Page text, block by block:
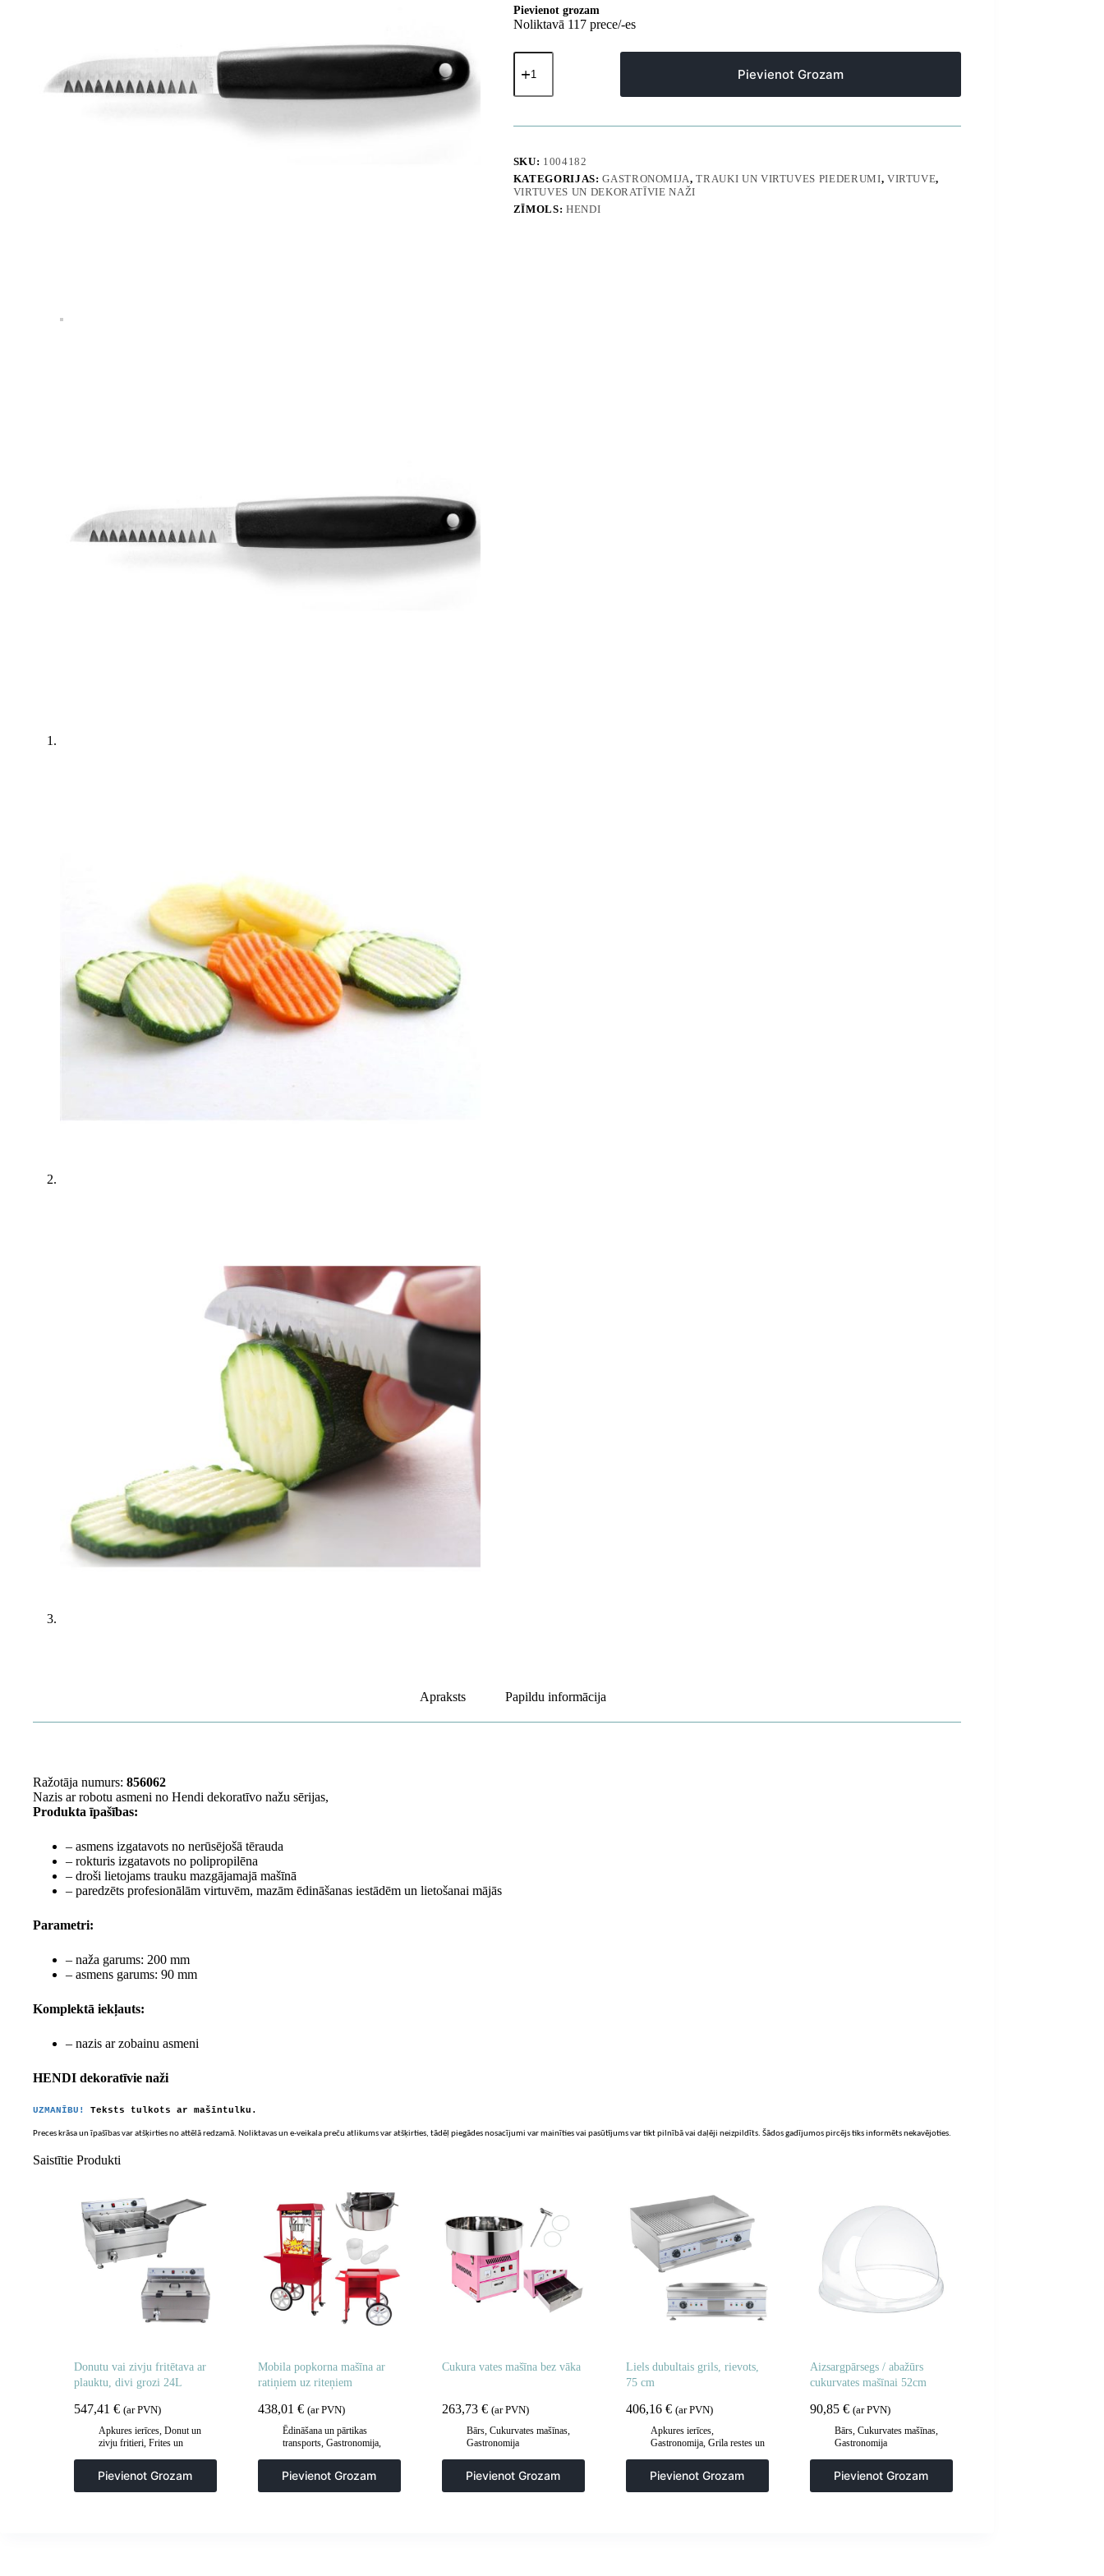
Pievienot grozam
Noliktavā 117 prece/-es
Dekoratīvs
nazis
robainu
tērauda
-
Hendi
856062
daudzums
Pievienot Grozam
SKU: 1004182
KATEGORIJAS:GASTRONOMIJA,TRAUKI UN VIRTUVES PIEDERUMI, VIRTUVE,
VIRTUVES UN DEKORATĪVIE NAŽI
ZĪMOLS: HENDI
Apraksts Papildu informācija
Ražotāja numurs: 856062
Nazis ar robotu asmeni no Hendi dekoratīvo nažu sērijas,
Produkta īpašības:
– asmens izgatavots no nerūsējošā tērauda
– rokturis izgatavots no polipropilēna
– droši lietojams trauku mazgājamajā mašīnā
– paredzēts profesionālām virtuvēm, mazām ēdināšanas iestādēm un lietošanai mājās
Parametri:
– naža garums: 200 mm
– asmens garums: 90 mm
Komplektā iekļauts:
– nazis ar zobainu asmeni
HENDI dekoratīvie naži
UZMANĪBU! Teksts tulkots ar mašīntulku.
Preces krāsa un īpašības var atšķirties no attēlā redzamā. Noliktavas un e-veikala preču atlikums var atšķirties, tādēļ piegādes nosacījumi var mainīties vai pasūtījums var tikt pilnībā vai daļēji neizpildīts. Šādos gadījumos pircējs tiks informēts nekavējoties.
Saistītie Produkti
Donutu vai zivju fritētava ar
plauktu, divi grozi 24L
547,41 € (ar PVN)
Apkures ierīces, Donut un
zivju fritieri, Frites un
Pievienot Grozam
Mobila popkorna mašīna ar
ratiņiem uz riteņiem
438,01 € (ar PVN)
Ēdināšana un pārtikas
transports, Gastronomija,
Pievienot Grozam
Cukura vates mašīna bez vāka
263,73 € (ar PVN)
Bārs, Cukurvates mašīnas,
Gastronomija
Pievienot Grozam
Liels dubultais grils, rievots,
75 cm
406,16 € (ar PVN)
Apkures ierīces,
Gastronomija, Grila restes un
Pievienot Grozam
Aizsargpārsegs / abažūrs
cukurvates mašīnai 52cm
90,85 € (ar PVN)
Bārs, Cukurvates mašīnas,
Gastronomija
Pievienot Grozam